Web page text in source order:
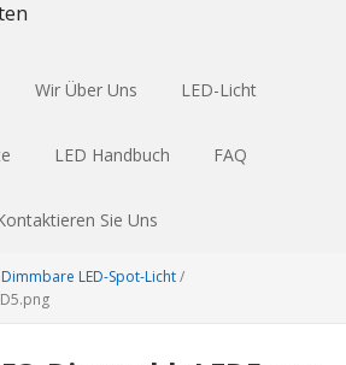
Wir Über Uns LED-Licht
LED Handbuch FAQ
Sie Uns
Dimmbare LED-Spot-Licht/